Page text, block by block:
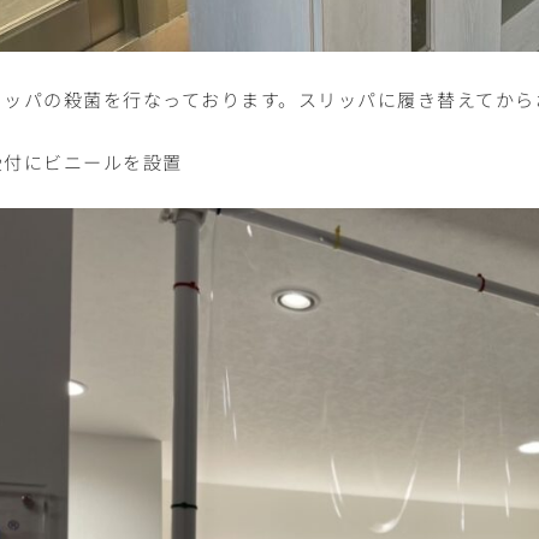
パの殺菌を行なっております。スリッパに履き替えてか
にビニールを設置